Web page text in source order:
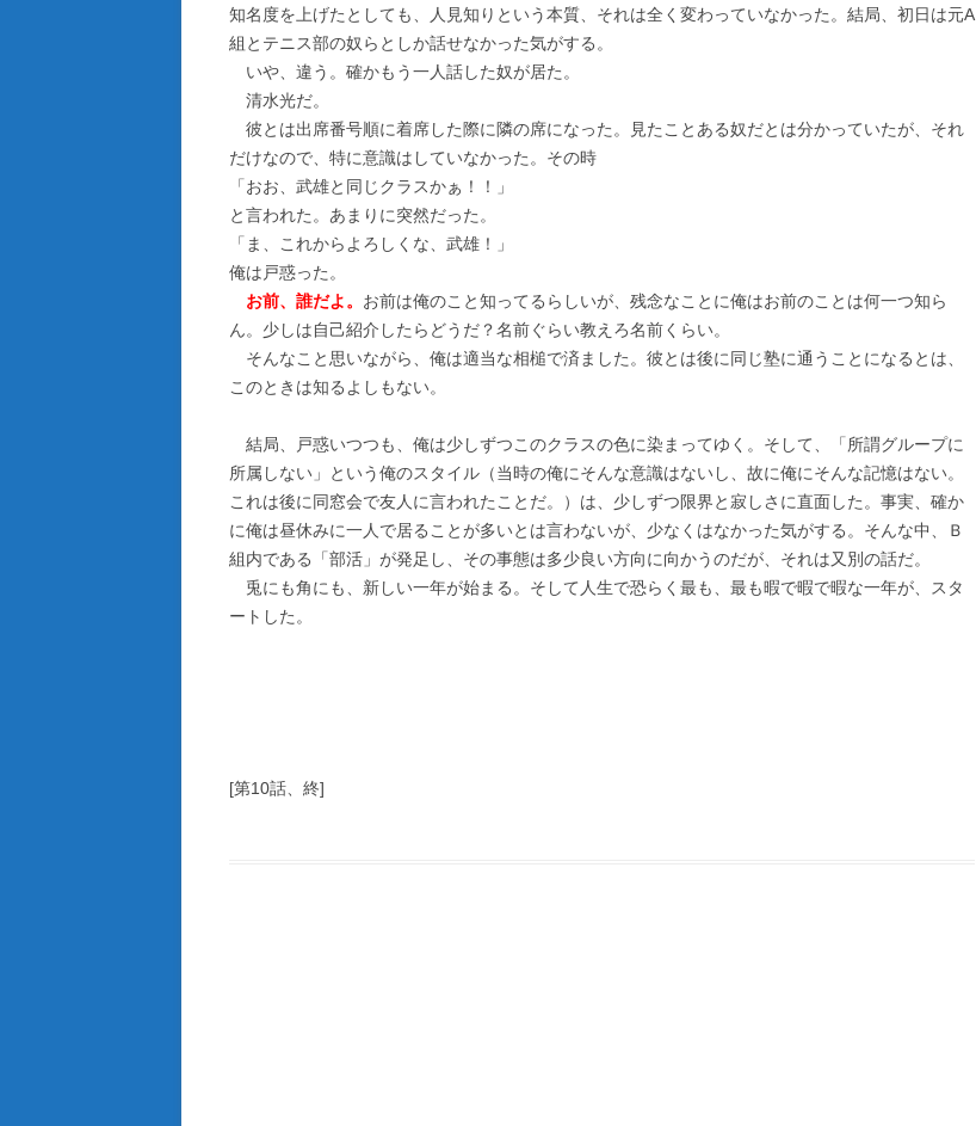
知名度を上げたとしても、人見知りという本質、それは全く変わっていなかった。結局、初日は元A
組とテニス部の奴らとしか話せなかった気がする。
いや、違う。確かもう一人話した奴が居た。
清水光だ。
彼とは出席番号順に着席した際に隣の席になった。見たことある奴だとは分かっていたが、それ
だけなので、特に意識はしていなかった。その時
「おお、武雄と同じクラスかぁ！！」
と言われた。あまりに突然だった。
「ま、これからよろしくな、武雄！」
俺は戸惑った。
お前、誰だよ。 お前は俺のこと知ってるらしいが、残念なことに俺はお前のことは何一つ知ら
ん。少しは自己紹介したらどうだ？名前ぐらい教えろ名前くらい。
そんなこと思いながら、俺は適当な相槌で済ました。彼とは後に同じ塾に通うことになるとは、
このときは知るよしもない。
結局、戸惑いつつも、俺は少しずつこのクラスの色に染まってゆく。そして、「所謂グループに
所属しない」という俺のスタイル（当時の俺にそんな意識はないし、故に俺にそんな記憶はない。
これは後に同窓会で友人に言われたことだ。）は、少しずつ限界と寂しさに直面した。事実、確か
に俺は昼休みに一人で居ることが多いとは言わないが、少なくはなかった気がする。そんな中、Ｂ
組内である「部活」が発足し、その事態は多少良い方向に向かうのだが、それは又別の話だ。
兎にも角にも、新しい一年が始まる。そして人生で恐らく最も、最も暇で暇で暇な一年が、スタ
ートした。
[第10話、終]